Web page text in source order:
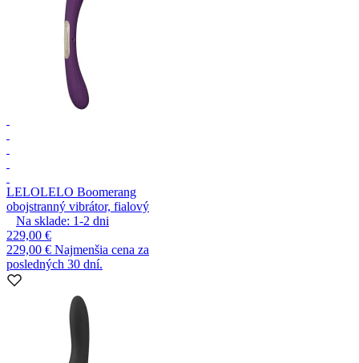
LELOLELO Boomerang
obojstranný vibrátor, fialový
Na sklade: 1-2 dni
229,00 €
229,00 € Najmenšia cena za
posledných 30 dní.